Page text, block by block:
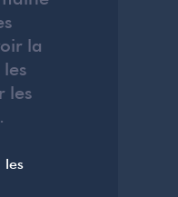
la
les
les